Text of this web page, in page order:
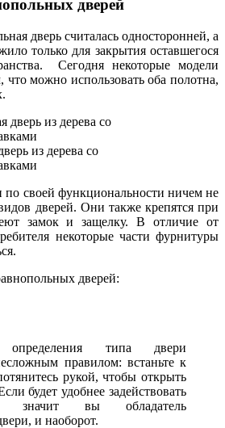
дверей
дверь считалась односторонней, а
только для закрытия оставшегося
Сегодня некоторые модели
что можно использовать оба полотна,
из дерева со
своей функциональности ничем не
дверей. Они также крепятся при
замок и защелку. В отличие от
некоторые части фурнитуры
дверей:
типа двери
правилом: встаньте к
рукой, чтобы открыть
будет удобнее задействовать
значит вы обладатель
и наоборот.